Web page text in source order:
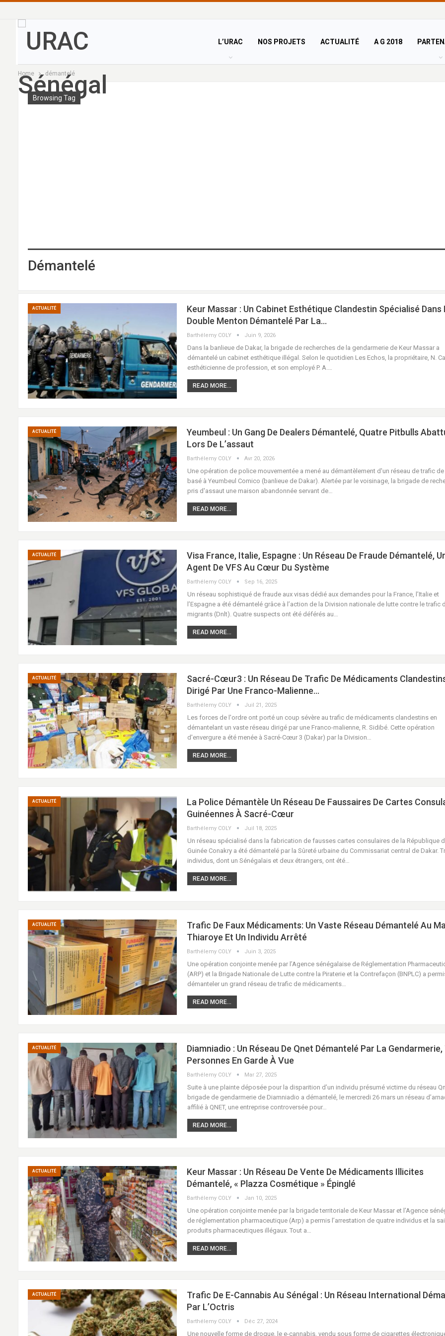
L’URAC NOS PROJETS ACTUALITÉ A G 2018
Home démantelé
Browsing Tag
Démantelé
ACTUALITÉ
Keur Massar : Un Cabinet Esthétique Clandestin Spécialisé Dans
Double Menton Démantelé Par La…
Barthélemy COLY Juin 9, 2026
Dans la banlieue de Dakar, la brigade de recherches de la gendarmerie de Keur Massar a
démantelé un cabinet esthétique illégal. Selon le quotidien Les Echos, la propriétaire, N.
esthéticienne de profession, et son employé P. A.…
READ MORE...
ACTUALITÉ
Yeumbeul : Un Gang De Dealers Démantelé, Quatre Pitbulls
Lors De L’assaut
Barthélemy COLY Avr 20, 2026
Une opération de police mouvementée a mené au démantèlement d'un réseau de trafic
basé à Yeumbeul Comico (banlieue de Dakar). Alertée par le voisinage, la brigade de
pris d'assaut une maison abandonnée servant de…
READ MORE...
ACTUALITÉ
Visa France, Italie, Espagne : Un Réseau De Fraude Démantelé,
Agent De VFS Au Cœur Du Système
Barthélemy COLY Sep 16, 2025
Un réseau sophistiqué de fraude aux visas dédié aux demandes pour la France, l’Italie et
l’Espagne a été démantelé grâce à l’action de la Division nationale de lutte contre le trafic
migrants (Dnlt). Quatre suspects ont été déférés au…
READ MORE...
ACTUALITÉ
Sacré-Cœur3 : Un Réseau De Trafic De Médicaments
Dirigé Par Une Franco-Malienne…
Barthélemy COLY Juil 21, 2025
Les forces de l'ordre ont porté un coup sévère au trafic de médicaments clandestins en
démantelant un vaste réseau dirigé par une Franco-malienne, R. Sidibé. Cette opération
d'envergure a été menée à Sacré-Cœur 3 (Dakar) par la Division…
READ MORE...
ACTUALITÉ
La Police Démantèle Un Réseau De Faussaires De Cartes
Guinéennes À Sacré-Cœur
Barthélemy COLY Juil 18, 2025
Un réseau spécialisé dans la fabrication de fausses cartes consulaires de la République
Guinée Conakry a été démantelé par la Sûreté urbaine du Commissariat central de Dakar.
individus, dont un Sénégalais et deux étrangers, ont été…
READ MORE...
ACTUALITÉ
Trafic De Faux Médicaments: Un Vaste Réseau Démantelé Au
Thiaroye Et Un Individu Arrêté
Barthélemy COLY Juin 3, 2025
Une opération conjointe menée par l’Agence sénégalaise de Réglementation
(ARP) et la Brigade Nationale de Lutte contre la Piraterie et la Contrefaçon (BNPLC) a
démanteler un grand réseau de trafic de médicaments…
READ MORE...
ACTUALITÉ
Diamniadio : Un Réseau De Qnet Démantelé Par La Gendarmerie,
Personnes En Garde À Vue
Barthélemy COLY Mar 27, 2025
Suite à une plainte déposée pour la disparition d’un individu présumé victime du réseau
brigade de gendarmerie de Diamniadio a démantelé, le mercredi 26 mars un réseau
affilié à QNET, une entreprise controversée pour…
READ MORE...
ACTUALITÉ
Keur Massar : Un Réseau De Vente De Médicaments Illicites
Démantelé, « Plazza Cosmétique » Épinglé
Barthélemy COLY Jan 10, 2025
Une opération conjointe menée par la brigade territoriale de Keur Massar et l’Agence
de réglementation pharmaceutique (Arp) a permis l’arrestation de quatre individus et la
produits pharmaceutiques illégaux. Tout a…
READ MORE...
ACTUALITÉ
Trafic De E-Cannabis Au Sénégal : Un Réseau International
Par L’Octris
Barthélemy COLY Déc 27, 2024
Une nouvelle forme de drogue, le e-cannabis, vendu sous forme de cigarettes